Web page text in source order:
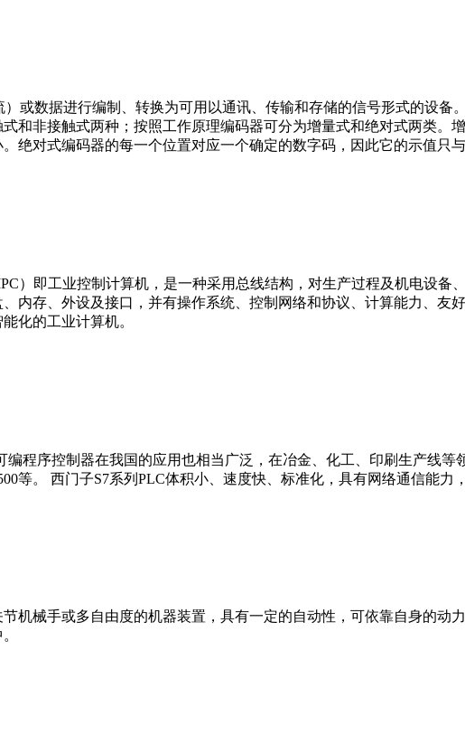
）或数据进行编制、转换为可用以通讯、传输和存储的信号形式的设
和非接触式两种；按照工作原理编码器可分为增量式和绝对式两类
绝对式编码器的每一个位置对应一个确定的数字码，因此它的示值只
IPC）即工业控制计算机，是一种采用总线结构，对生产过程及机电设
内存、外设及接口，并有操作系统、控制网络和协议、计算能力、
化的工业计算机。
编程序控制器在我国的应用也相当广泛，在冶金、化工、印刷生产线
等。 西门子S7系列PLC体积小、速度快、标准化，具有网络通信能力
机械手或多自由度的机器装置，具有一定的自动性，可依靠自身的